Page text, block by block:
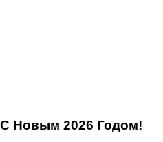
С Новым 2026 Годом!